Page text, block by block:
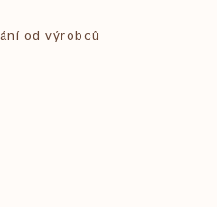
od výrobců